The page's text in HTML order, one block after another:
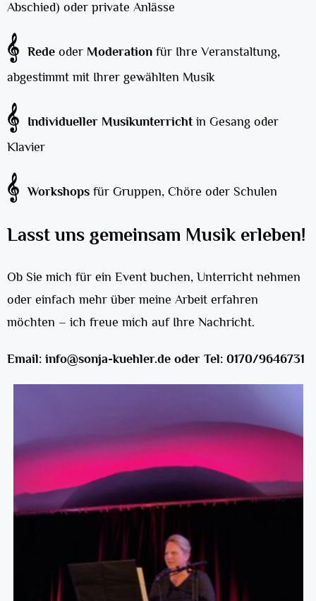
Abschied) oder private Anlässe
𝄞 Rede oder Moderation für Ihre Veranstaltung,
abgestimmt mit Ihrer gewählten Musik
𝄞 Individueller Musikunterricht in Gesang oder
Klavier
𝄞Workshops für Gruppen, Chöre oder Schulen
Lasst uns gemeinsam Musik erleben!
Ob Sie mich für ein Event buchen, Unterricht nehmen
oder einfach mehr über meine Arbeit erfahren
möchten – ich freue mich auf Ihre Nachricht.
Email: info@sonja-kuehler.de oder Tel: 0170/9646731